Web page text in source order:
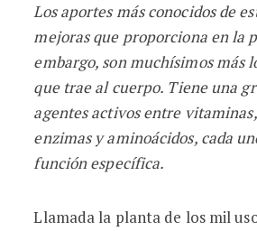
Aloe vera, la lista de
Los aportes más conocidos de
mejoras que proporciona en la
embargo, son muchísimos más
que trae al cuerpo. Tiene una
agentes activos entre
enzimas y aminoácidos, cada
función específica.
Llamada la planta de los mil